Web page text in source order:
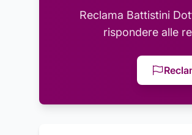
Reclama Battistini
rispondere alle